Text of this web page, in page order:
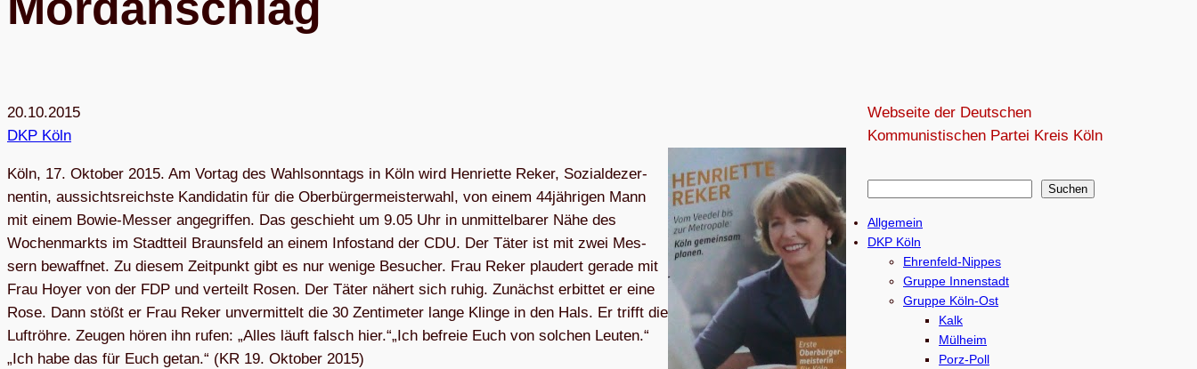
20.10.2015
DKP Köln
Köln, 17. Okto­ber 2015. Am Vor­tag des Wahl­sonn­tags in Köln wird Hen­ri­ette Reker, Sozi­al­de­zer­
nen­tin, aus­sichts­reichste Kan­di­da­tin für die Ober­bür­ger­meis­ter­wahl, von einem 44jährigen Mann
mit einem Bowie-Mes­ser ange­grif­fen. Das geschieht um 9.05 Uhr in unmit­tel­ba­rer Nähe des
Wochen­markts im Stadt­teil Brauns­feld an einem Info­stand der CDU. Der Täter ist mit zwei Mes­
sern bewaff­net. Zu die­sem Zeit­punkt gibt es nur wenige Besu­cher. Frau Reker plau­dert gerade mit
Frau Hoyer von der FDP und ver­teilt Rosen. Der Täter nähert sich ruhig. Zunächst erbit­tet er eine
Rose. Dann stößt er Frau Reker unver­mit­telt die 30 Zen­ti­me­ter lange Klinge in den Hals. Er trifft die
Luft­röhre. Zeu­gen hören ihn rufen: „Alles läuft falsch hier.“„Ich befreie Euch von sol­chen Leu­ten.“
„Ich habe das für Euch getan.“ (KR 19. Okto­ber 2015)
Webseite der Deutschen
Kommunistischen Partei Kreis Köln
c
Suchen
Allgemein
DKP Köln
Ehrenfeld-Nippes
Gruppe Innenstadt
Gruppe Köln-Ost
Kalk
Mülheim
Porz-Poll